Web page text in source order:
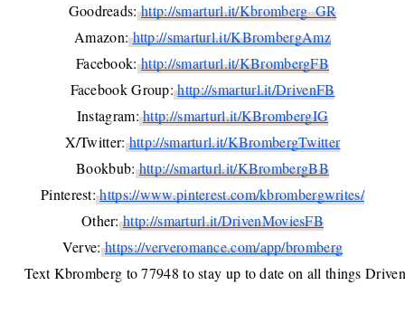
Goodreads: http://smarturl.it/Kbromberg_GR
Amazon: http://smarturl.it/KBrombergAmz
Facebook: http://smarturl.it/KBrombergFB
Facebook Group: http://smarturl.it/DrivenFB
Instagram: http://smarturl.it/KBrombergIG
X/Twitter: http://smarturl.it/KBrombergTwitter
Bookbub: http://smarturl.it/KBrombergBB
Pinterest: https://www.pinterest.com/kbrombergwrites/
Other: http://smarturl.it/DrivenMoviesFB
Verve: https://ververomance.com/app/bromberg
Text Kbromberg to 77948 to stay up to date on all things